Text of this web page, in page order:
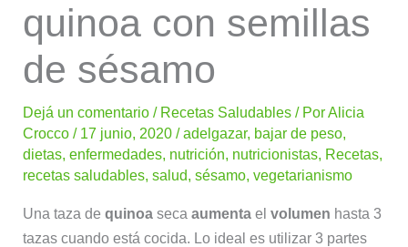
quinoa con semillas
de sésamo
Dejá un comentario / Recetas Saludables / PorAlicia
Crocco/ 17 junio, 2020/adelgazar, bajar de peso,
dietas,enfermedades, nutrición, nutricionistas, Recetas,
recetas saludables,salud,sésamo,vegetarianismo
Una taza dequinoa secaaumentaelvolumen hasta 3
tazas cuando está cocida. Lo ideal es utilizar 3 partes